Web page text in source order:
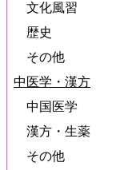
文化風習
歴史
その他
中医学・漢方
中国医学
漢方・生薬
その他